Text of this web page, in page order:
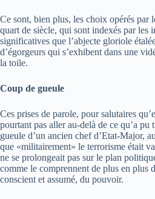
Ce sont, bien plus, les choix opérés
quart de siècle, qui sont indexés par les
significatives que l’abjecte gloriole
d’égorgeurs qui s’exhibent dans une
la toile.
Coup de gueule
Ces prises de parole, pour salutaires
pourtant pas aller au-delà de ce qu’a
gueule d’un ancien chef d’Etat-Major,
que «militairement» le terrorisme était
ne se prolongeait pas sur le plan
comme le comprennent de plus en plus
conscient et assumé, du pouvoir.